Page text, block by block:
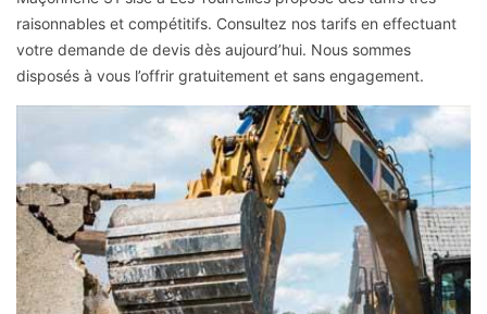
raisonnables et compétitifs. Consultez nos tarifs en effectuant
votre demande de devis dès aujourd’hui. Nous sommes
disposés à vous l’offrir gratuitement et sans engagement.